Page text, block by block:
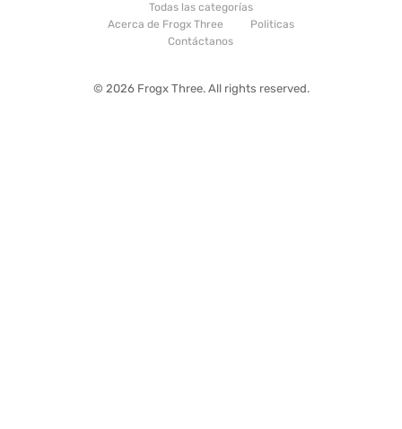
Todas las categorías
Acerca de Frogx Three
Politicas
Contáctanos
© 2026 Frogx Three. All rights reserved.